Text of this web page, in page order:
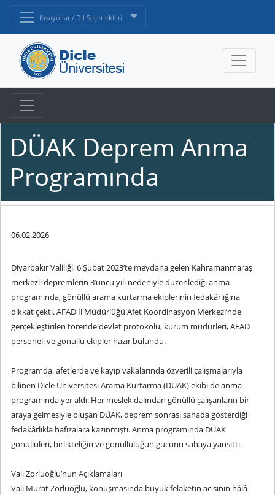
Kısayollar / Dil Seçenekleri
DÜAK Deprem Anma
Programında
06.02.2026
Diyarbakır Valiliği, 6 Şubat 2023’te meydana gelen Kahramanmaraş
merkezli depremlerin 3’üncü yılı nedeniyle düzenlediği anma
programında, gönüllü arama kurtarma ekiplerinin fedakârlığına
dikkat çekti. AFAD İl Müdürlüğü Afet Koordinasyon Merkezi’nde
gerçekleştirilen törende devlet protokolü, kurum müdürleri, AFAD
personeli ve gönüllü ekipler hazır bulundu.
Programda, afetlerde ve kayıp vakalarında özverili çalışmalarıyla
bilinen Dicle Üniversitesi Arama Kurtarma (DÜAK) ekibi de anma
programında yer aldı. Her meslek dalından gönüllü çalışanların bir
araya gelmesiyle oluşan DÜAK, deprem sonrası sahada gösterdiği
fedakârlıkla hafızalara kazınmıştı. Anma programında DÜAK
gönüllüleri, birlikteliğin ve gönüllülüğün gücünü sahaya yansıttı.
Vali Zorluoğlu’nun Açıklamaları
Vali Murat Zorluoğlu, konuşmasında büyük felaketin acısının hâlâ